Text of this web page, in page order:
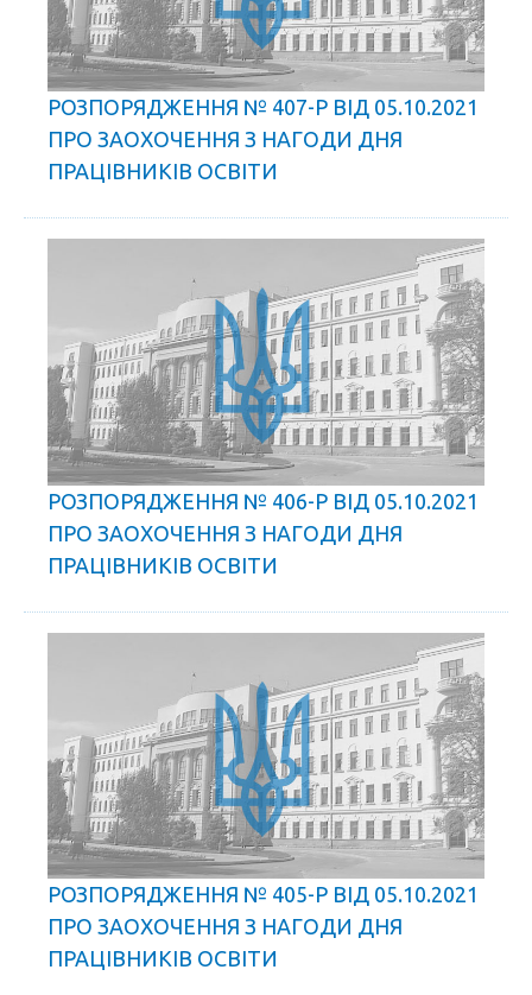
РОЗПОРЯДЖЕННЯ № 407-Р ВІД 05.10.2021
ПРО ЗАОХОЧЕННЯ З НАГОДИ ДНЯ
ПРАЦІВНИКІВ ОСВІТИ
РОЗПОРЯДЖЕННЯ № 406-Р ВІД 05.10.2021
ПРО ЗАОХОЧЕННЯ З НАГОДИ ДНЯ
ПРАЦІВНИКІВ ОСВІТИ
РОЗПОРЯДЖЕННЯ № 405-Р ВІД 05.10.2021
ПРО ЗАОХОЧЕННЯ З НАГОДИ ДНЯ
ПРАЦІВНИКІВ ОСВІТИ